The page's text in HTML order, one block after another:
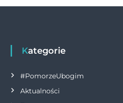
k
w
g
a
c
Kategorie
#PomorzeUbogim
Aktualności